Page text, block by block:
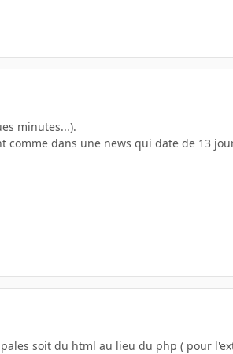
minutes...).
dans une news qui date de 13
soit du html au lieu du php ( pour